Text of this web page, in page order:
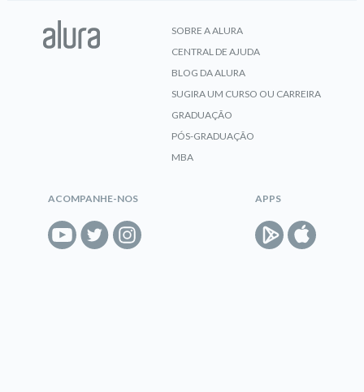
SOBRE A ALURA
CENTRAL DE AJUDA
BLOG DA ALURA
SUGIRA UM CURSO OU CARREIRA
GRADUAÇÃO
PÓS-GRADUAÇÃO
MBA
ACOMPANHE-NOS APPS